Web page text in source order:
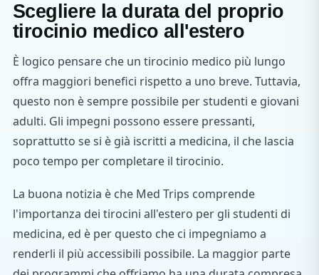
Scegliere la durata del proprio
tirocinio medico all'estero
È logico pensare che un tirocinio medico più lungo
offra maggiori benefici rispetto a uno breve. Tuttavia,
questo non è sempre possibile per studenti e giovani
adulti. Gli impegni possono essere pressanti,
soprattutto se si è già iscritti a medicina, il che lascia
poco tempo per completare il tirocinio.
La buona notizia è che Med Trips comprende
l'importanza dei tirocini all'estero per gli studenti di
medicina, ed è per questo che ci impegniamo a
renderli il più accessibili possibile. La maggior parte